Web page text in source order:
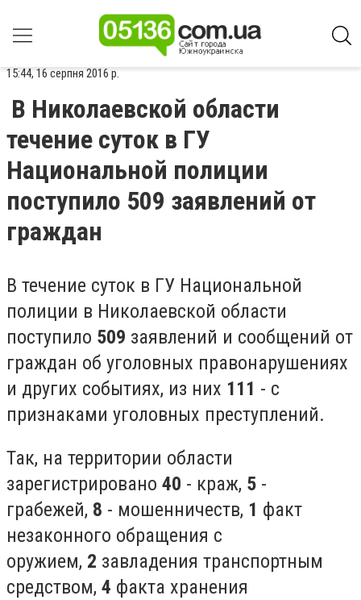
15:44, 16 серпня 2016 р.
В Николаевской области
течение суток в ГУ
Национальной полиции
поступило 509 заявлений от
граждан
В течение суток в ГУ Национальной
полиции в Николаевской области
поступило 509 заявлений и сообщений от
граждан об уголовных правонарушениях
и других событиях, из них 111 - с
признаками уголовных преступлений.
Так, на территории области
зарегистрировано 40 - краж, 5 -
грабежей, 8 - мошенничеств, 1 факт
незаконного обращения с
оружием, 2 завладения транспортным
средством, 4 факта хранения